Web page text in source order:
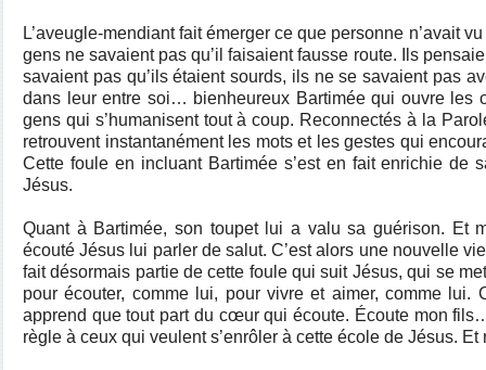
L’aveugle-mendiant fait émerger ce que personne n’avait
gens ne savaient pas qu’il faisaient fausse route. Ils
savaient pas qu’ils étaient sourds, ils ne se savaient pas
dans leur entre soi… bienheureux Bartimée qui ouvre les
gens qui s’humanisent tout à coup. Reconnectés à la
retrouvent instantanément les mots et les gestes qui
Cette foule en incluant Bartimée s’est en fait enrichie de
Jésus.
Quant à Bartimée, son toupet lui a valu sa guérison. Et
écouté Jésus lui parler de salut. C’est alors une nouvelle
fait désormais partie de cette foule qui suit Jésus, qui se
pour écouter, comme lui, pour vivre et aimer, comme lui.
apprend que tout part du cœur qui écoute. Écoute mon
règle à ceux qui veulent s’enrôler à cette école de Jésus. Et